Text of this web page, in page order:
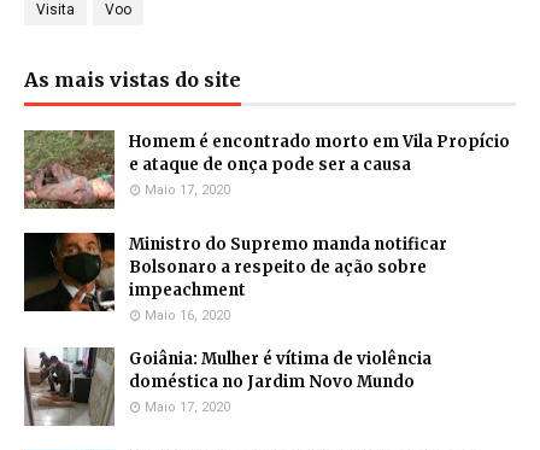
Visita Voo
As mais vistas do site
Homem é encontrado morto em Vila Propício
e ataque de onça pode ser a causa
Maio 17, 2020
Ministro do Supremo manda notificar
Bolsonaro a respeito de ação sobre
impeachment
Maio 16, 2020
Goiânia: Mulher é vítima de violência
doméstica no Jardim Novo Mundo
Maio 17, 2020